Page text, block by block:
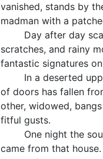
vanished, stands by
madman with a
Day after day
scratches, and rainy
fantastic signatures
In a deserted
of doors has fallen
other, widowed,
fitful gusts.
One night the
came from that